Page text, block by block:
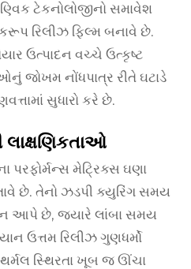
ટેકનોલોજીનો સમાવેશ
રિલીઝ ફિલ્મ બનાવે છે.
ઉત્પાદન વચ્ચે ઉત્કૃષ્ટ
જોખમ નોંધપાત્ર રીતે ઘટાડે
સુધારો કરે છે.
લાક્ષણિકતાઓ
પરફોર્મન્સ મેટ્રિક્સ ઘણા
છે. તેનો ઝડપી ક્યુરિંગ સમય
આપે છે, જ્યારે લાંબા સમય
ઉત્તમ રિલીઝ ગુણધર્મો
સ્થિરતા ખૂબ જ ઊંચા